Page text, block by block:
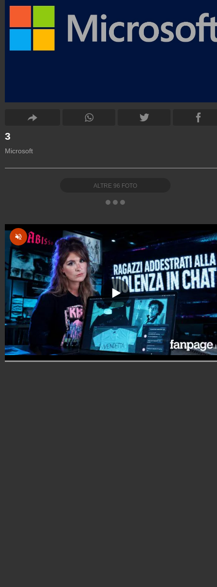
3
Microsoft
ALTRE 96 FOTO